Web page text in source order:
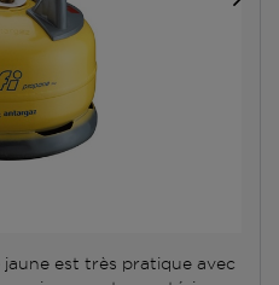
est très pratique avec